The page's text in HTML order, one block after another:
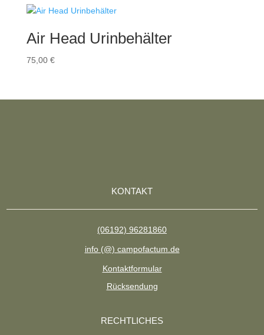
Air Head Urinbehälter
75,00 €
KONTAKT
(06192) 96281860
info (@) campofactum.de
Kontaktformular
Rücksendung
RECHTLICHES